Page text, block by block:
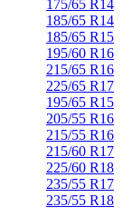
175/65 R14
185/65 R14
185/65 R15
195/60 R16
215/65 R16
225/65 R17
195/65 R15
205/55 R16
215/55 R16
215/60 R17
225/60 R18
235/55 R17
235/55 R18